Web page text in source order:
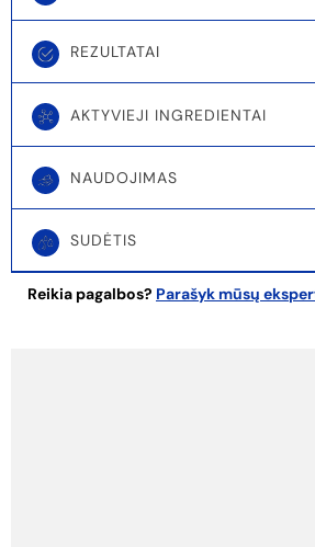
REZULTATAI
AKTYVIEJI INGREDIENTAI
NAUDOJIMAS
SUDĖTIS
Reikia pagalbos? Parašyk mūsų